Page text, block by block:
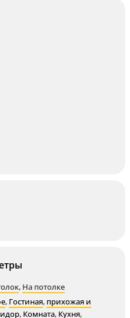
, На потолке
, Гостиная, прихожая и
, Комната, Кухня,